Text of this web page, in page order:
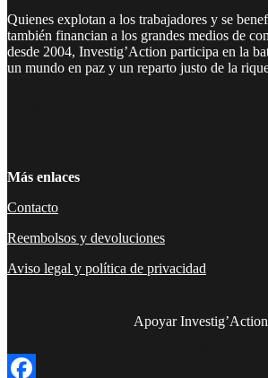
Quienes explotan a los trabajadores y se
también financian a los grandes medios de
desde 2004, Investig’Action participa en la
un mundo en paz y un reparto justo de la
Más enlaces
Contacto
Reembolsos y devoluciones
Aviso legal y política de privacidad
Apoyar Investig’Action